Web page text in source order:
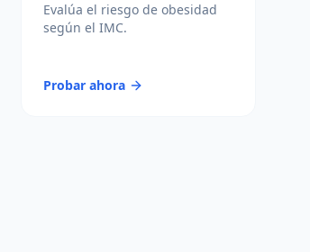
Evalúa el riesgo de obesidad
según el IMC.
Probar ahora